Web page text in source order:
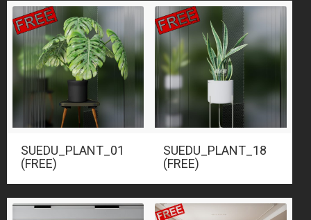
SUEDU_PLANT_01
(FREE)
SUEDU_PLANT_18
(FREE)